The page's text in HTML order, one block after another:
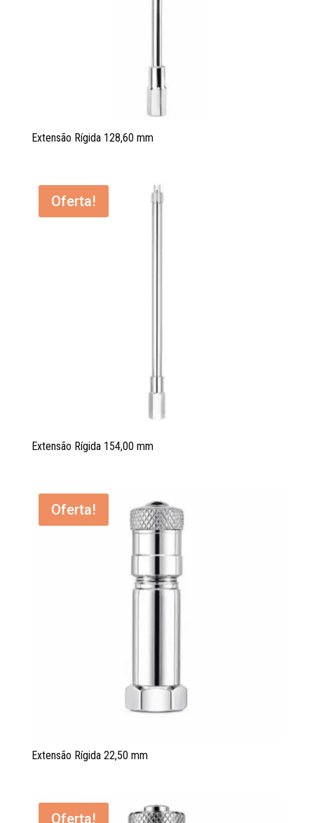
Extensão Rígida 128,60 mm
Oferta!
Extensão Rígida 154,00 mm
Oferta!
Extensão Rígida 22,50 mm
Oferta!